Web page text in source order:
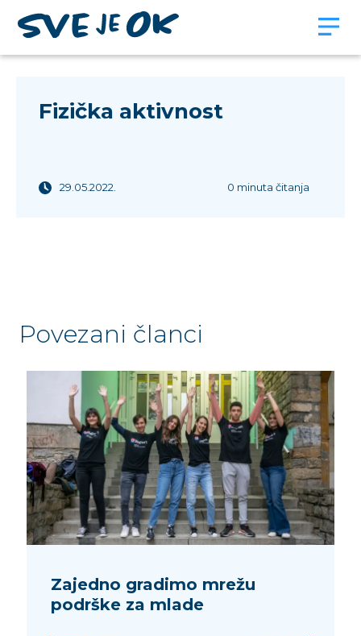
Fizička aktivnost
29.05.2022. 0 minuta čitanja
Povezani članci
Zajedno gradimo mrežu
podrške za mlade